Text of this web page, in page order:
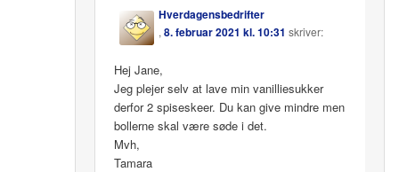
Hverdagensbedrifter
,8. februar 2021 kl. 10:31 skriver:
Hej Jane,
Jeg plejer selv at lave min vanilliesukker
derfor 2 spiseskeer. Du kan give mindre men
bollerne skal være søde i det.
Mvh,
Tamara